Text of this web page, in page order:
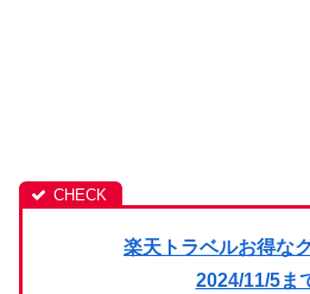
楽天トラベルお得な
2024/11/5ま